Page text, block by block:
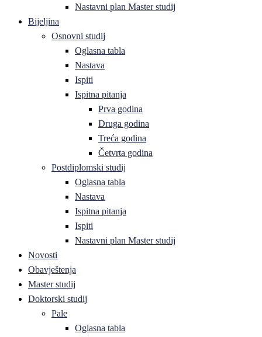
Nastavni plan Master studij
Bijeljina
Osnovni studij
Oglasna tabla
Nastava
Ispiti
Ispitna pitanja
Prva godina
Druga godina
Treća godina
Četvrta godina
Postdiplomski studij
Oglasna tabla
Nastava
Ispitna pitanja
Ispiti
Nastavni plan Master studij
Novosti
Obavještenja
Master studij
Doktorski studij
Pale
Oglasna tabla